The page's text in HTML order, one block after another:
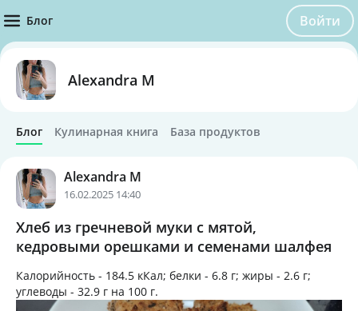
Блог Войти
Alexandra M
Блог Кулинарная книга База продуктов
Alexandra M
16.02.2025 14:40
Хлеб из гречневой муки с мятой,
кедровыми орешками и семенами шалфея
Калорийность - 184.5 кКал; белки - 6.8 г; жиры - 2.6 г;
углеводы - 32.9 г на 100 г.